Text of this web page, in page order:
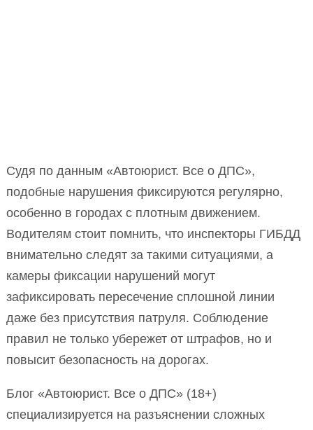
Судя по данным «Автоюрист. Все о ДПС»,
подобные нарушения фиксируются регулярно,
особенно в городах с плотным движением.
Водителям стоит помнить, что инспекторы ГИБДД
внимательно следят за такими ситуациями, а
камеры фиксации нарушений могут
зафиксировать пересечение сплошной линии
даже без присутствия патруля. Соблюдение
правил не только убережет от штрафов, но и
повысит безопасность на дорогах.
Блог «Автоюрист. Все о ДПС» (18+)
специализируется на разъяснении сложных